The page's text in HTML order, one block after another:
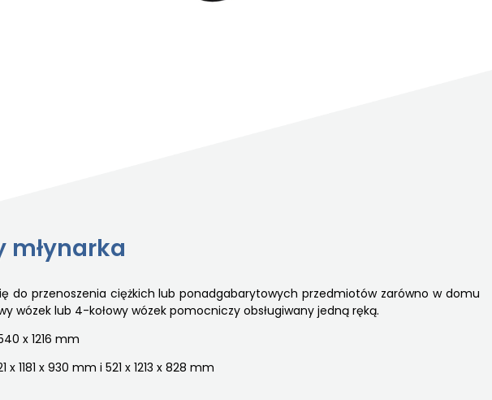
młynarka
do przenoszenia ciężkich lub ponadgabarytowych przedmiotów zarówno w domu
wózek lub 4-kołowy wózek pomocniczy obsługiwany jedną ręką.
x 1216 mm
1181 x 930 mm i 521 x 1213 x 828 mm